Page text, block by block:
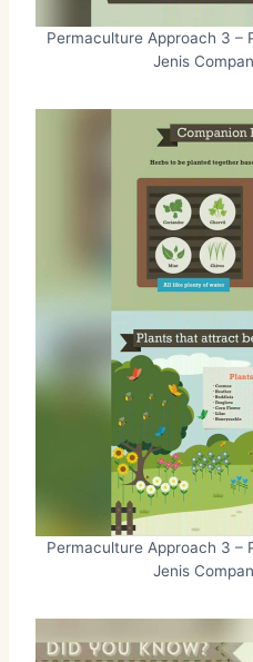
Permaculture Approach 3 –
Jenis
Permaculture Approach 3 –
Jenis